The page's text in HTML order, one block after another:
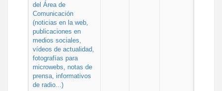
del Área de
Comunicación
(noticias en la web,
publicaciones en
medios sociales,
vídeos de actualidad,
fotografías para
microwebs, notas de
prensa, informativos
de radio...)